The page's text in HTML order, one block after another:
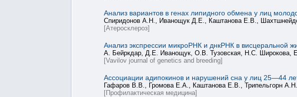
Анализ вариантов в генах липидного обмена у лиц
Спиридонов А.Н., Иванощук Д.Е., Каштанова Е.В.,
[Атеросклероз]
Анализ экспрессии микроРНК и днкРНК в висцеральной
А. Бейркдар, Д.Е. Иванощук, О.В. Тузовская, Н.С.
[Vavilov journal of genetics and breeding]
Ассоциации адипокинов и нарушений сна у лиц 25—44
Гафаров В.В., Громова Е.А., Каштанова Е.В., Трипельгорн
[Профилактическая медицина]